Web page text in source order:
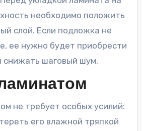
необходимо положить
слой. Если подложка не
ее нужно будет приобрести
снижать шаговый шум.
не требует особых усилий:
его влажной тряпкой